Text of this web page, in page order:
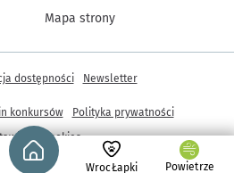
Strona główna - wroclaw.pl
WrocŁapki Powietrze
Mapa strony
dostępności Newsletter
konkursów
Polityka prywatności
cookies